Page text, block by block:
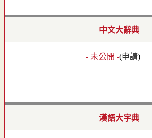
中文大辭典
- 未公開 -(申請)
漢語大字典